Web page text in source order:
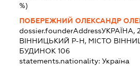
%)
ПОБЕРЕЖНИЙ ОЛЕКСАНДР
dossier.founderAddressУКРАЇНА,
ВІННИЦЬКИЙ Р-Н, МІСТО
БУДИНОК 106
statements.nationality:Україна